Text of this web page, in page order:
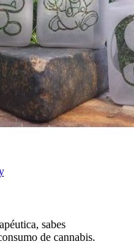
sabes
de cannabis.